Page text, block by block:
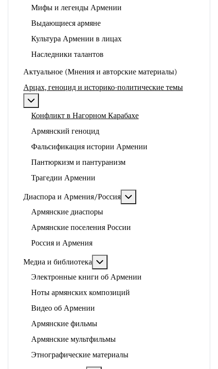
Мифы и легенды Армении
Выдающиеся армяне
Культура Армении в лицах
Наследники талантов
Актуальное (Мнения и авторские материалы)
Арцах, геноцид и историко-политические темы
Конфликт в Нагорном Карабахе
Армянский геноцид
Фальсификация истории Армении
Пантюркизм и пантуранизм
Трагедии Армении
Диаспора и Армения/Россия
Армянские диаспоры
Армянские поселения России
Россия и Армения
Медиа и библиотека
Электронные книги об Армении
Ноты армянских композиций
Видео об Армении
Армянские фильмы
Армянские мультфильмы
Этнографические материалы